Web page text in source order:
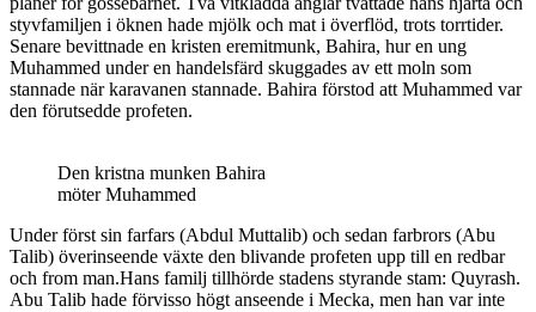
styvfamiljen i öknen hade mjölk och mat i överflöd, trots torrtider.
Senare bevittnade en kristen eremitmunk, Bahira, hur en ung
Muhammed under en handelsfärd skuggades av ett moln som
stannade när karavanen stannade. Bahira förstod att Muhammed var
den förutsedde profeten.
Den kristna munken Bahira
möter Muhammed
Under först sin farfars (Abdul Muttalib) och sedan farbrors (Abu
Talib) överinseende växte den blivande profeten upp till en redbar
och from man.Hans familj tillhörde stadens styrande stam: Quyrash.
Abu Talib hade förvisso högt anseende i Mecka, men han var inte